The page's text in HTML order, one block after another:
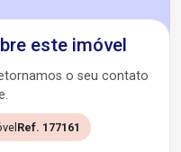
este imóvel
o seu contato
Ref. 177161